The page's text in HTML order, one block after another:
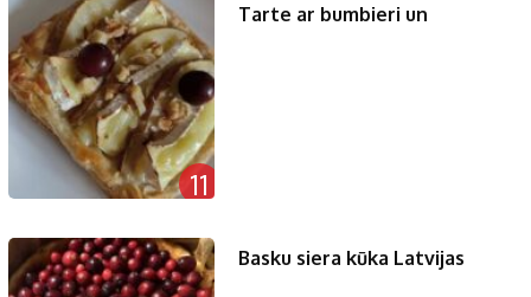
11
Tarte ar bumbieri un
Basku siera kūka Latvijas